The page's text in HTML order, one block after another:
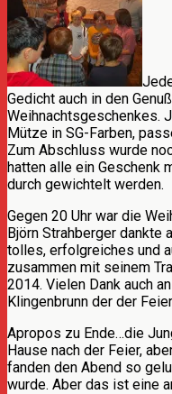
Gedicht auch in den
Weihnachtsgeschenkes.
Mütze in SG-Farben,
Zum Abschluss wurde
hatten alle ein Geschenk
durch gewichtelt werden.
Gegen 20 Uhr war die
Björn Strahberger dankte
tolles, erfolgreiches und
zusammen mit seinem
2014. Vielen Dank auch
Klingenbrunn der der
Apropos zu Ende…die
Hause nach der Feier,
fanden den Abend so
wurde. Aber das ist eine